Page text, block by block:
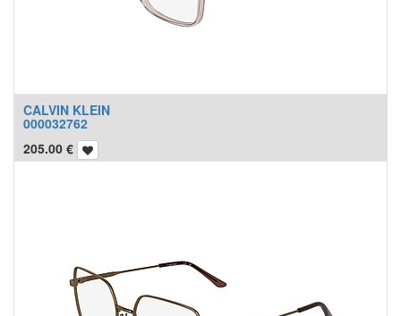
CALVIN KLEIN
000032762
205.00 €